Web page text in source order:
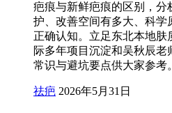
疤痕与新鲜疤痕的区别，分
护、改善空间有多大、科学
正确认知。立足东北本地肤
际多年项目沉淀和吴秋辰老
常识与避坑要点供大家参考。
祛疤 2026年5月31日